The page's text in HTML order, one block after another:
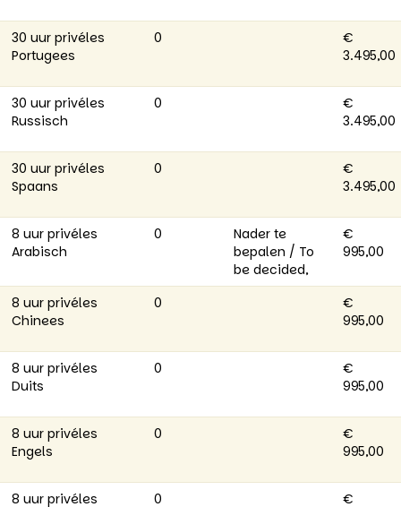
30 uur privéles
Portugees
0
€
3.495,00
30 uur privéles
Russisch
0
€
3.495,00
30 uur privéles
Spaans
0
€
3.495,00
8 uur privéles
Arabisch
0
Nader te
bepalen / To
be decided,
€
995,00
8 uur privéles
Chinees
0
€
995,00
8 uur privéles
Duits
0
€
995,00
8 uur privéles
Engels
0
€
995,00
8 uur privéles 0 €